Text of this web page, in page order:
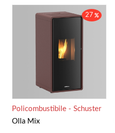
27
Olla Mix
Policombustibile - Schuster